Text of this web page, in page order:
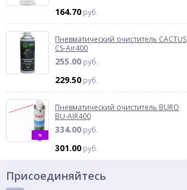
164.70 руб.
Пневматический очиститель CACTUS
CS-Air400
255.00 руб.
229.50 руб.
%
Пневматический очиститель BURO
BU-AIR400
334.00 руб.
301.00 руб.
Присоединяйтесь